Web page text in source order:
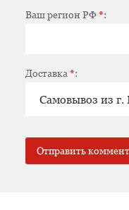
Ваш регион РФ*:
Доставка *: